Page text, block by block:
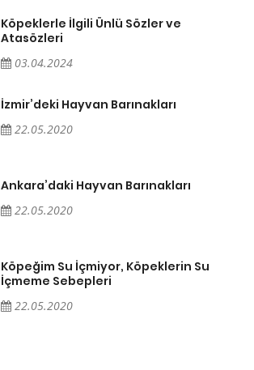
Köpeklerle İlgili Ünlü Sözler ve
Atasözleri
03.04.2024
İzmir’deki Hayvan Barınakları
22.05.2020
Ankara’daki Hayvan Barınakları
22.05.2020
Köpeğim Su İçmiyor, Köpeklerin Su
İçmeme Sebepleri
22.05.2020